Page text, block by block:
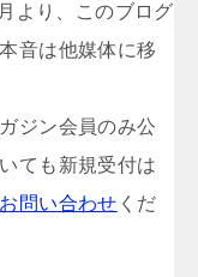
より、このブログ
音は他媒体に移
ジン会員のみ公
ても新規受付は
お問い合わせ くだ